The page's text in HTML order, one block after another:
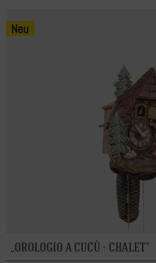
OROLOGIO A CUCÙ - CHALET